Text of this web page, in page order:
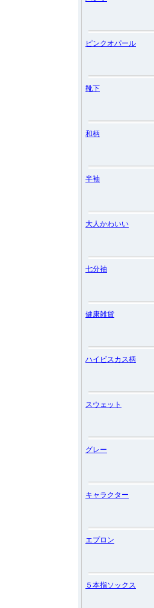
ピンクオパール
靴下
和柄
半袖
大人かわいい
七分袖
健康雑貨
ハイビスカス柄
スウェット
グレー
キャラクター
エプロン
５本指ソックス